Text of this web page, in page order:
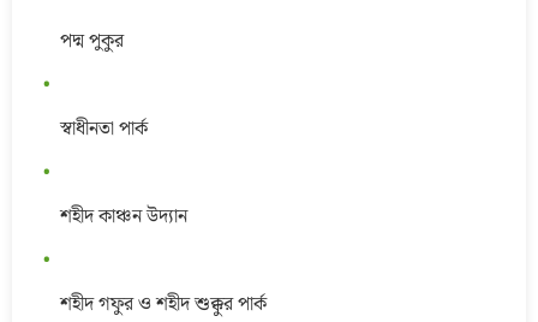
পদ্ম পুকুর
স্বাধীনতা পার্ক
শহীদ কাঞ্চন উদ্যান
শহীদ গফুর ও শহীদ শুক্কুর পার্ক